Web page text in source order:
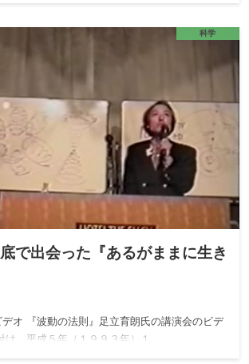
科学
底で出会った『あるがままに生き
オ 『波動の法則』足立育朗氏の講演会のビデ
は、平成５年（１９９３年）１…